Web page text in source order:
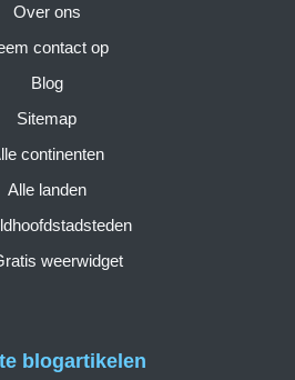
Over ons
contact op
Blog
Sitemap
continenten
Alle landen
weerwidget
blogartikelen